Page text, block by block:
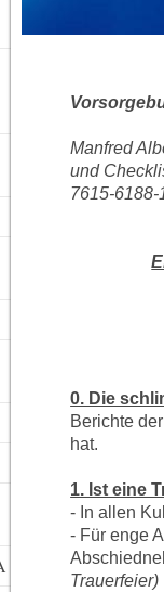
Manfred
und
7615-6188-
0. Die
Berichte
hat.
1. Ist eine
- In allen
- Für enge
Trauerfeier)